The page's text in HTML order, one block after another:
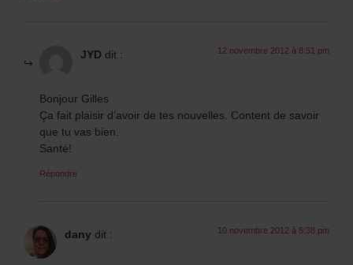
JYD dit : 12 novembre 2012 à 8:51 pm
Bonjour Gilles
Ça fait plaisir d’avoir de tes nouvelles. Content de savoir
que tu vas bien.
Santé!
Répondre
dany dit : 10 novembre 2012 à 5:38 pm